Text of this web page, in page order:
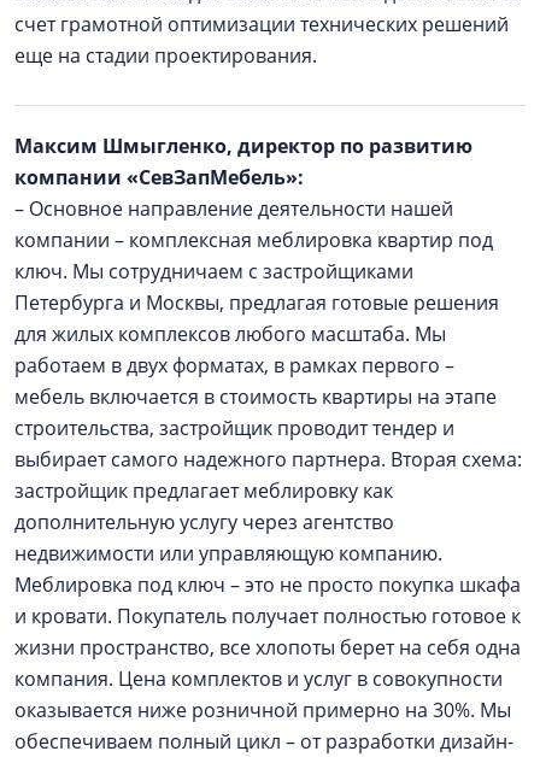
счет грамотной оптимизации технических решений
еще на стадии проектирования.
Максим Шмыгленко, директор по развитию
компании «СевЗапМебель»:
– Основное направление деятельности нашей
компании – комплексная меблировка квартир под
ключ. Мы сотрудничаем с застройщиками
Петербурга и Москвы, предлагая готовые решения
для жилых комплексов любого масштаба. Мы
работаем в двух форматах, в рамках первого –
мебель включается в стоимость квартиры на этапе
строительства, застройщик проводит тендер и
выбирает самого надежного партнера. Вторая схема:
застройщик предлагает меблировку как
дополнительную услугу через агентство
недвижимости или управляющую компанию.
Меблировка под ключ – это не просто покупка шкафа
и кровати. Покупатель получает полностью готовое к
жизни пространство, все хлопоты берет на себя одна
компания. Цена комплектов и услуг в совокупности
оказывается ниже розничной примерно на 30%. Мы
обеспечиваем полный цикл – от разработки дизайн-